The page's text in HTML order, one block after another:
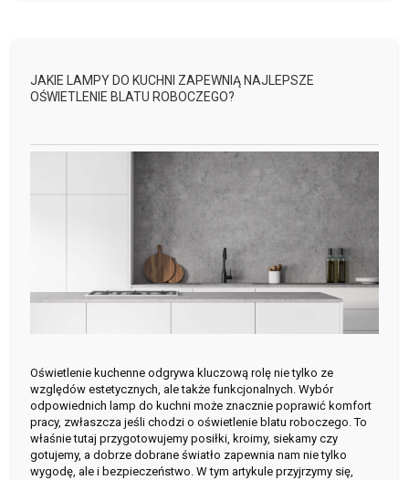
JAKIE LAMPY DO KUCHNI ZAPEWNIĄ NAJLEPSZE
OŚWIETLENIE BLATU ROBOCZEGO?
Oświetlenie kuchenne odgrywa kluczową rolę nie tylko ze
względów estetycznych, ale także funkcjonalnych. Wybór
odpowiednich lamp do kuchni może znacznie poprawić komfort
pracy, zwłaszcza jeśli chodzi o oświetlenie blatu roboczego. To
właśnie tutaj przygotowujemy posiłki, kroimy, siekamy czy
gotujemy, a dobrze dobrane światło zapewnia nam nie tylko
wygodę, ale i bezpieczeństwo. W tym artykule przyjrzymy się,